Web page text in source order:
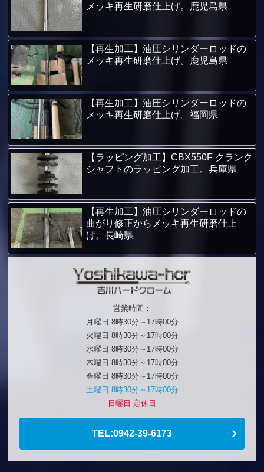
メッキ再生研磨仕上げ。鹿児島県
【再生加工】油圧シリンダーロッドの
メッキ再生研磨仕上げ。鹿児島県
【再生加工】油圧シリンダーロッドの
メッキ再生研磨仕上げ。福岡県
【ラッピング加工】CBX550F クランク
シャフトのラッピング加工。兵庫県
【再生加工】油圧シリンダーロッドの
曲がり修正からメッキ再生研磨仕上
げ。長崎県
営業時間：
月曜日 8時30分～17時00分
火曜日 8時30分～17時00分
水曜日 8時30分～17時00分
木曜日 8時30分～17時00分
金曜日 8時30分～17時00分
土曜日 8時30分～17時00分
日曜日 定休日
TEL:0942-39-6173